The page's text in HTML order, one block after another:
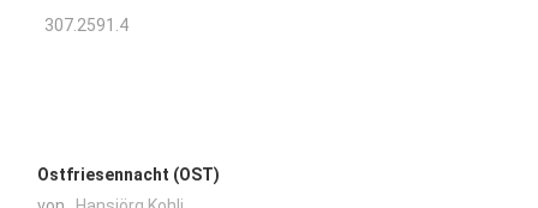
307.2591.4
Ostfriesennacht (OST)